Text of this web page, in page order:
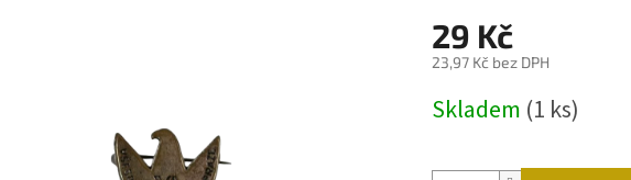
29 Kč
23,97 Kč bez DPH
cena:
Skladem (1 ks)